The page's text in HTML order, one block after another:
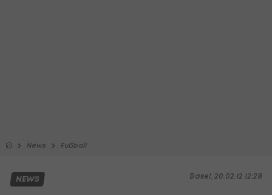
News Fußball
Basel, 20.02.12 12:28
NEWS